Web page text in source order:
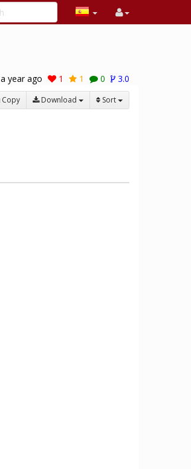
a year ago 1 1 0 3.0
Copy Download Sort